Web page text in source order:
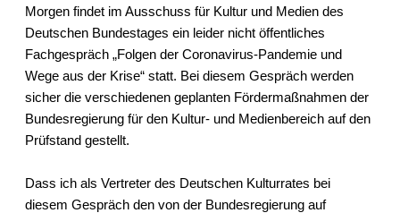
Morgen findet im Ausschuss für Kultur und Medien des
Deutschen Bundestages ein leider nicht öffentliches
Fachgespräch „Folgen der Coronavirus-Pandemie und
Wege aus der Krise“ statt. Bei diesem Gespräch werden
sicher die verschiedenen geplanten Fördermaßnahmen der
Bundesregierung für den Kultur- und Medienbereich auf den
Prüfstand gestellt.
Dass ich als Vertreter des Deutschen Kulturrates bei
diesem Gespräch den von der Bundesregierung auf